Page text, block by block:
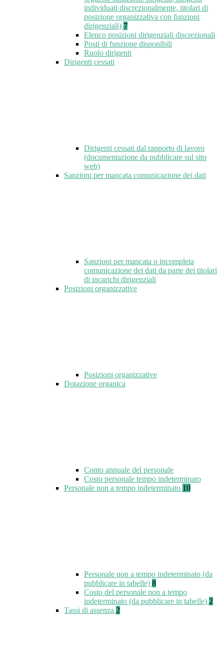
individuati discrezionalmente, titolari di
posizione organizzativa con funzioni
dirigenziali) 7
Elenco posizioni dirigenziali discrezionali
Posti di funzione disponibili
Ruolo dirigenti
Dirigenti cessati
Dirigenti cessati dal rapporto di lavoro
(documentazione da pubblicare sul sito
web)
Sanzioni per mancata comunicazione dei dati
Sanzioni per mancata o incompleta
comunicazione dei dati da parte dei titolari
di incarichi dirigenziali
Posizioni organizzative
Posizioni organizzative
Dotazione organica
Conto annuale del personale
Costo personale tempo indeterminato
Personale non a tempo indeterminato 10
Personale non a tempo indeterminato (da
pubblicare in tabelle) 8
Costo del personale non a tempo
indeterminato (da pubblicare in tabelle) 2
Tassi di assenza 2